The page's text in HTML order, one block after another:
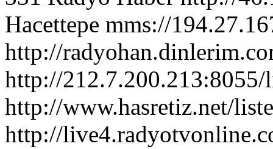
Hacettepe mms://
http://
http://212.7.200.213:8055/
http://www.hasretiz.net/
http://